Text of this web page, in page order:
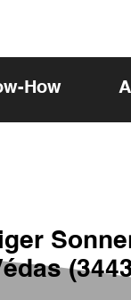
How